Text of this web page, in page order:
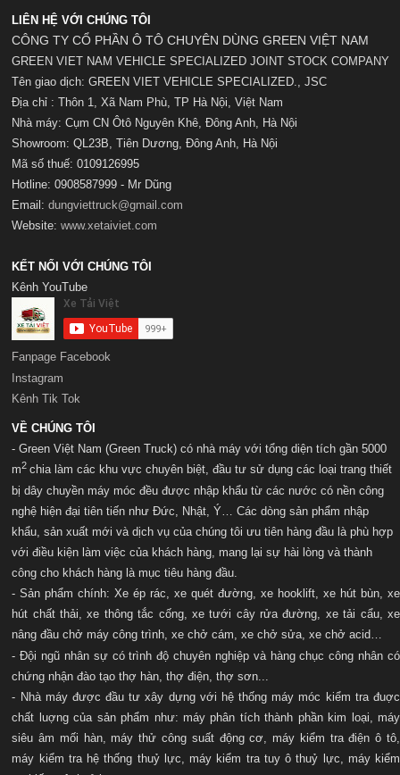
LIÊN HỆ VỚI CHÚNG TÔI
CÔNG TY CỔ PHẦN Ô TÔ CHUYÊN DÙNG GREEN VIỆT NAM
GREEN VIET NAM VEHICLE SPECIALIZED JOINT STOCK COMPANY
Tên giao dịch: GREEN VIET VEHICLE SPECIALIZED., JSC
Địa chỉ : Thôn 1, Xã Nam Phù, TP Hà Nội, Việt Nam
Nhà máy: Cụm CN Ôtô Nguyên Khê, Đông Anh, Hà Nội
Showroom: QL23B, Tiên Dương, Đông Anh, Hà Nội
Mã số thuế:0109126995
Hotline: 0908587999 - Mr Dũng
Email:dungviettruck@gmail.com
Website:www.xetaiviet.com
KẾT NỐI VỚI CHÚNG TÔI
Kênh YouTube
Fanpage Facebook
Instagram
Kênh Tik Tok
VỀ CHÚNG TÔI
- Green Việt Nam (Green Truck) có nhà máy với tổng diện tích gần 5000
m2 chia làm các khu vực chuyên biệt, đầu tư sử dụng các loại trang thiết
bị dây chuyền máy móc đều được nhập khẩu từ các nước có nền công
nghệ hiện đại tiên tiến như Đức, Nhật, Ý… Các dòng sản phẩm nhập
khẩu, sản xuất mới và dịch vụ của chúng tôi ưu tiên hàng đầu là phù hợp
với điều kiện làm việc của khách hàng, mang lại sự hài lòng và thành
công cho khách hàng là mục tiêu hàng đầu.
- Sản phẩm chính: Xe ép rác, xe quét đường, xe hooklift, xe hút bùn, xe
hút chất thải, xe thông tắc cống, xe tưới cây rửa đường, xe tải cẩu, xe
nâng đầu chở máy công trình, xe chở cám, xe chở sửa, xe chở acid…
- Đội ngũ nhân sự có trình độ chuyên nghiệp và hàng chục công nhân có
chứng nhận đào tạo thợ hàn, thợ điện, thợ sơn...
- Nhà máy được đầu tư xây dựng với hệ thống máy móc kiểm tra đuợc
chất luợng của sản phẩm như: máy phân tích thành phần kim loại, máy
siêu âm mối hàn, máy thử công suất động cơ, máy kiểm tra điện ô tô,
máy kiểm tra hệ thống thuỷ lực, máy kiểm tra tuy ô thuỷ lực, máy kiểm